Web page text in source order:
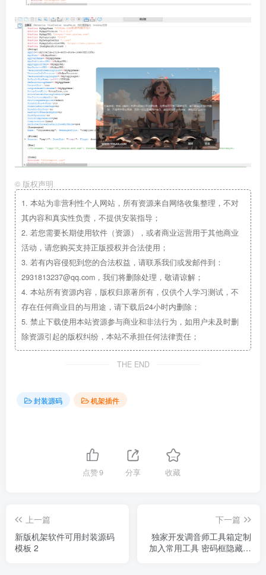
© 版权声明
1. 本站为非营利性个人网站，所有资源来自网络收集整理，不对
其内容和真实性负责，不提供安装指导；
2. 若您需要长期使用软件（资源），或者商业运营用于其他商业
活动，请您购买支持正版授权并合法使用；
3. 若有内容侵犯到您的合法权益，请联系我们或发邮件到：
2931813237@qq.com，我们将删除处理，敬请谅解；
4. 本站所有资源内容，版权归原著所有，仅供个人学习测试，不
存在任何商业目的与用途，请下载后24小时内删除；
5. 禁止下载使用本站资源参与商业和非法行为，如用户未及时删
除资源引起的版权纠纷，本站不承担任何法律责任；
THE END
封装源码 机架插件
点赞9 分享 收藏
上一篇
新版机架软件可用封装源码
模板 2
下一篇
独家开发调音师工具箱定制
加入常用工具 密码框隐藏功